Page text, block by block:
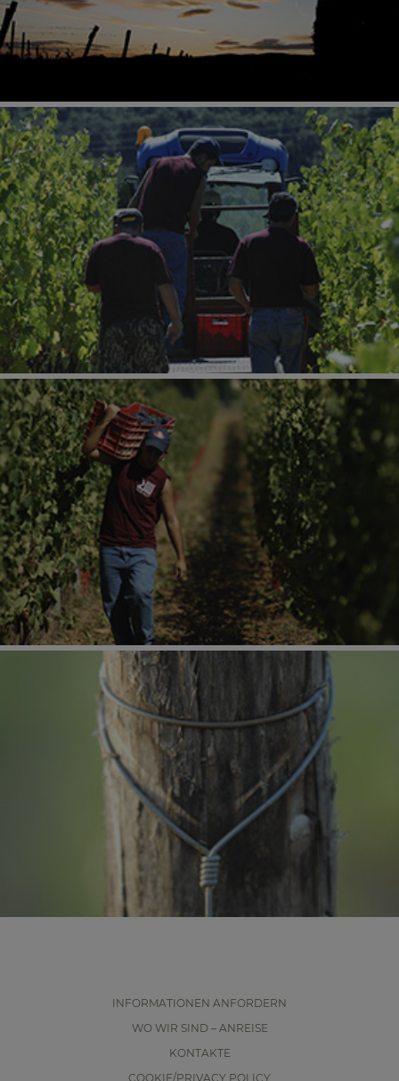
INFORMATIONEN ANFORDERN
WO WIR SIND – ANREISE
KONTAKTE
COOKIE/PRIVACY POLICY